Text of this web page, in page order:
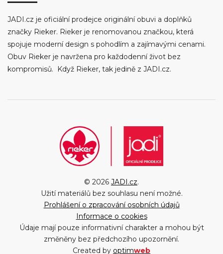
JADI.cz je oficiální prodejce originální obuvi a doplňků
značky Rieker. Rieker je renomovanou značkou, která
spojuje moderní design s pohodlím a zajímavými cenami.
Obuv Rieker je navržena pro každodenní život bez
kompromisů. Když Rieker, tak jedině z JADI.cz.
© 2026 JADI.cz.
Užití materiálů bez souhlasu není možné.
Prohlášení o zpracování osobních údajů
Informace o cookies
Údaje mají pouze informativní charakter a mohou být
změněny bez předchozího upozornění.
Created by optimweb